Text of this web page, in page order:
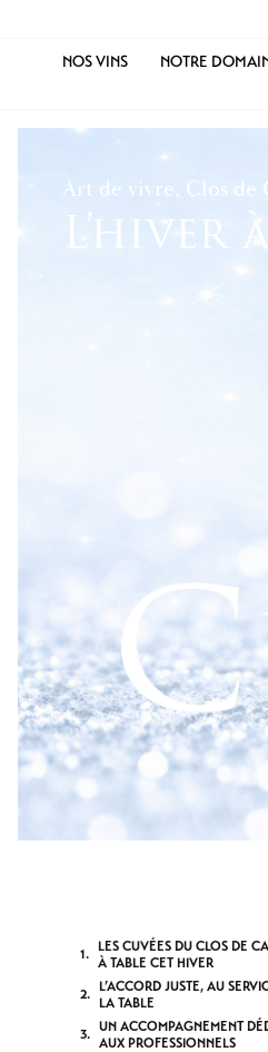
NOS VINS NOTRE
Art de vivre, Clos de
L’hiver
LES CUVÉES DU CLOS DE
À TABLE CET HIVER
L’ACCORD JUSTE, AU
LA TABLE
UN ACCOMPAGNEMENT
AUX PROFESSIONNELS